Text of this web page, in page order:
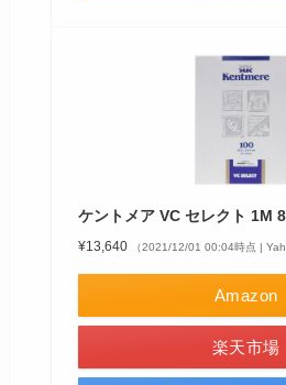
ケントメア VC セレクト 1M
¥13,640 （2021/12/01 00:04時点 |
Amazon
楽天市場